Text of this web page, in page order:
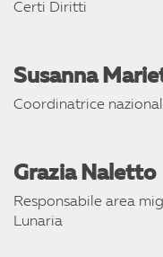
Certi Diritti
Susanna
Coordinatrice
Grazia Naletto
Responsabile area
Lunaria